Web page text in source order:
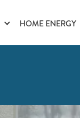
HOME ENERGY